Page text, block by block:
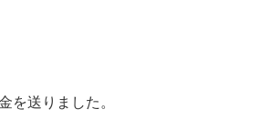
を送りました。